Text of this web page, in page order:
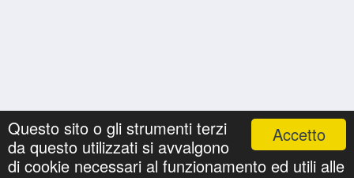
Accetto
Questo sito o gli strumenti terzi
da questo utilizzati si avvalgono
di cookie necessari al funzionamento ed utili alle
Nomi Ricerche Privacy Policy
Onomastici
©cartolineconnomi.com. All Rights Reserved.